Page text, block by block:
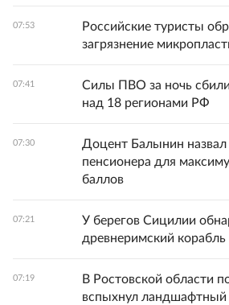
07:53
Российские туристы
загрязнение
07:41
Силы ПВО за ночь
над 18 регионами РФ
07:30
Доцент Балынин назвал
пенсионера для
баллов
07:21
У берегов Сицилии
древнеримский
07:19
В Ростовской области
вспыхнул